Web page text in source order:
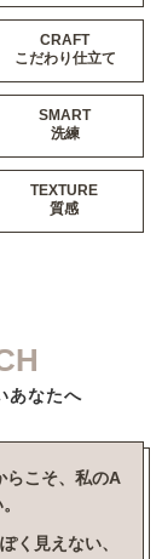
CRAFT
こだわり仕立て
SMART
洗練
TEXTURE
質感
あなたへ
らこそ、私のA
く見えない、